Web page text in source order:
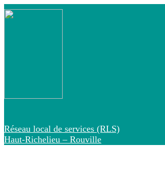
Réseau local de services (RLS)
Haut-Richelieu – Rouville